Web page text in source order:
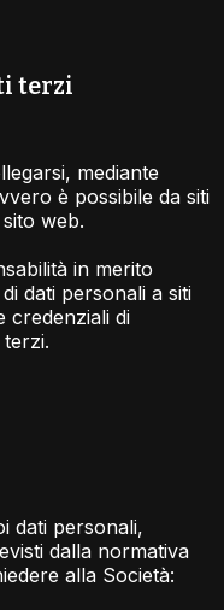
terzi​
mediante
è possibile da siti
web.
in merito
dati personali a siti
credenziali di
dati personali,
dalla normativa
alla Società: